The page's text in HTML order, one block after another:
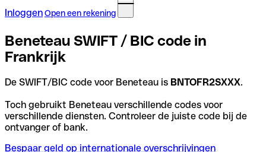
InloggenOpen een rekening
Beneteau SWIFT / BIC code in
Frankrijk
De SWIFT/BIC code voor Beneteau is BNTOFR2SXXX.
Toch gebruikt Beneteau verschillende codes voor
verschillende diensten. Controleer de juiste code bij de
ontvanger of bank.
Bespaar geld op internationale overschrijvingen